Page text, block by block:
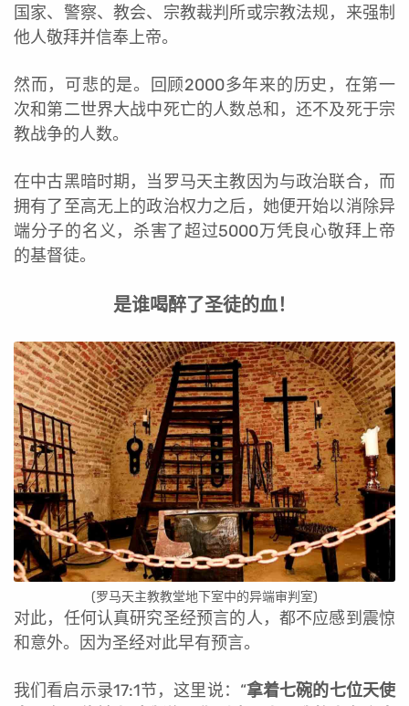
国家、警察、教会、宗教裁判所或宗教法规，来强制
他人敬拜并信奉上帝。
然而，可悲的是。回顾2000多年来的历史，在第一
次和第二世界大战中死亡的人数总和，还不及死于宗
教战争的人数。
在中古黑暗时期，当罗马天主教因为与政治联合，而
拥有了至高无上的政治权力之后，她便开始以消除异
端分子的名义，杀害了超过5000万凭良心敬拜上帝
的基督徒。
是谁喝醉了圣徒的血！
(罗马天主教教堂地下室中的异端审判室)
对此，任何认真研究圣经预言的人，都不应感到震惊
和意外。因为圣经对此早有预言。
我们看启示录17:1节，这里说：“拿着七碗的七位天使